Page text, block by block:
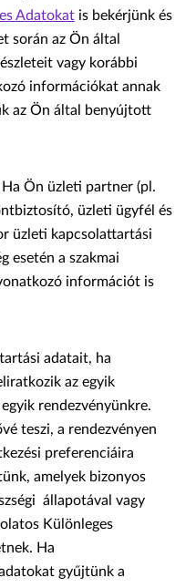
Adatokat is bekérjünk és
során az Ön által
vagy korábbi
információkat annak
az Ön által benyújtott
Ha Ön üzleti partner (pl.
üzleti ügyfél és
üzleti kapcsolattartási
esetén a szakmai
információt is
adatait, ha
az egyik
rendezvényünkre.
teszi, a rendezvényen
preferenciáira
amelyek bizonyos
állapotával vagy
Különleges
Ha
gyűjtünk a